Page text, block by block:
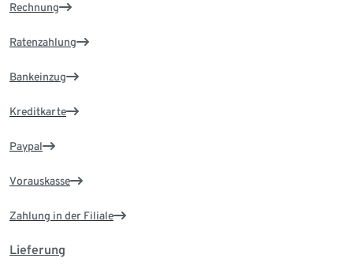
Rechnung
Ratenzahlung
Bankeinzug
Kreditkarte
Paypal
Vorauskasse
Zahlung in der Filiale
Lieferung